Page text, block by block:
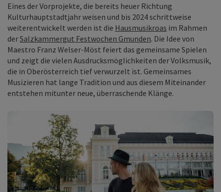
Eines der Vorprojekte, die bereits heuer Richtung
Kulturhauptstadtjahr weisen und bis 2024 schrittweise
weiterentwickelt werden ist die Hausmusikroas im Rahmen
derSalzkammergut Festwochen Gmunden. Die Idee von
Maestro Franz Welser-Möst feiert das gemeinsame Spielen
und zeigt die vielen Ausdrucksmöglichkeiten der Volksmusik,
die in Oberösterreich tief verwurzelt ist. Gemeinsames
Musizieren hat lange Tradition und aus diesem Miteinander
entstehen mitunter neue, überraschende Klänge.